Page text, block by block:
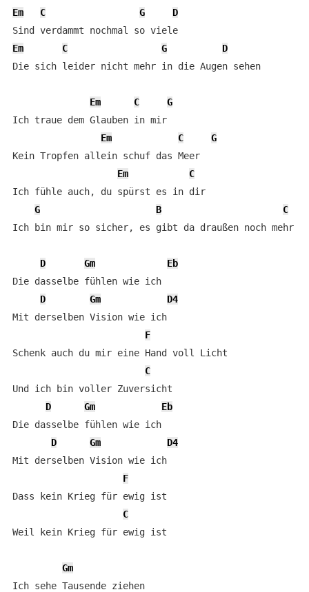
Em C G
D
Sind verdammt nochmal so viele
Em
C G
D
Die sich leider nicht mehr in die Augen sehen
Em C
G
Ich traue dem Glauben in mir
Em
C
G
Kein Tropfen allein schuf das Meer
Em
C
Ich fühle auch, du spürst es in dir
G
B
C
Ich bin mir so sicher, es gibt da draußen noch mehr
D Gm
Eb
Die dasselbe fühlen wie ich
D
Gm
D4
Mit derselben Vision wie ich
F
Schenk auch du mir eine Hand voll Licht
C
Und ich bin voller Zuversicht
D
Gm
Eb
Die dasselbe fühlen wie ich
D
Gm
D4
Mit derselben Vision wie ich
F
Dass kein Krieg für ewig ist
C
Weil kein Krieg für ewig ist
Gm
Ich sehe Tausende ziehen